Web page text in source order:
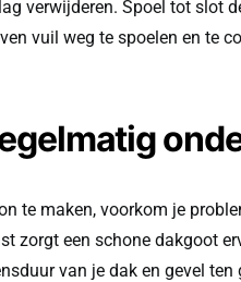
verwijderen. Spoel tot slot
vuil weg te spoelen en te
te maken, voorkom je
zorgt een schone dakgoot
van je dak en gevel ten